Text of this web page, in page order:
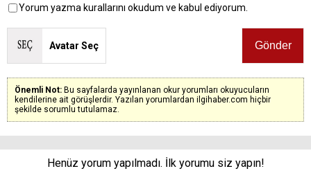
Yorum yazma kurallarını okudum ve kabul ediyorum.
Avatar Seç
Önemli Not: Bu sayfalarda yayınlanan okur yorumları okuyucuların
kendilerine ait görüşlerdir. Yazılan yorumlardan ilgihaber.com hiçbir
şekilde sorumlu tutulamaz.
Henüz yorum yapılmadı. İlk yorumu siz yapın!